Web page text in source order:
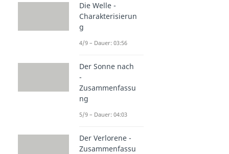
Die Welle -
Charakterisierun
g
4/9 – Dauer: 03:56
Der Sonne nach
-
Zusammenfassu
ng
5/9 – Dauer: 04:03
Der Verlorene -
Zusammenfassu